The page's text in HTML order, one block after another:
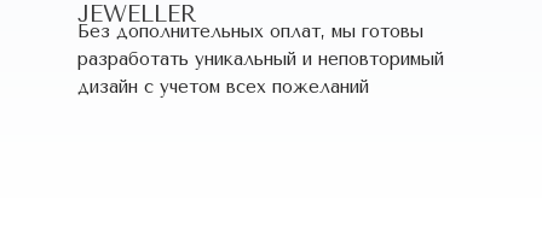
JEWELLER
Без дополнительных оплат, мы готовы
разработать уникальный и неповторимый
дизайн c учетом всех пожеланий